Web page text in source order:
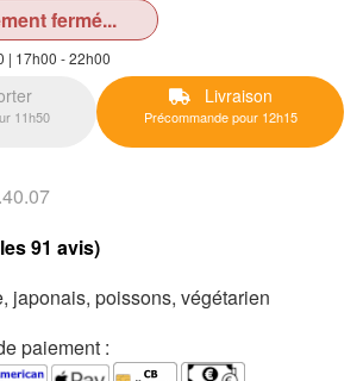
fermé...
| 17h00 - 22h00
11h50
Livraison
Précommande pour 12h15
91 avis)
japonais, poissons, végétarien
paiement :